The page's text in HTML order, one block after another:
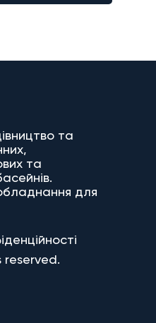
та
та
для
reserved.